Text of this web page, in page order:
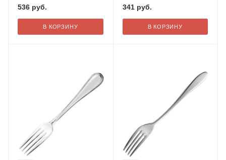
536 руб.
В КОРЗИНУ
341руб.
В КОРЗИНУ